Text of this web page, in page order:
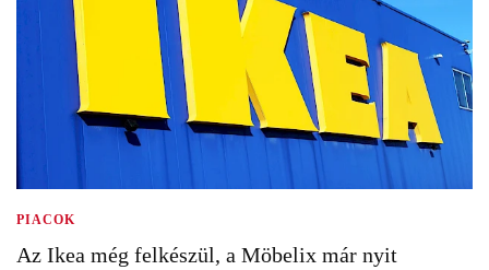
PIACOK
Az Ikea még felkészül, a Möbelix már nyit